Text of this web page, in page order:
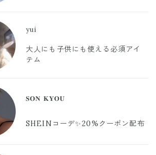
yui
大人にも子供にも使える必須アイ
テム
𝐒𝐎𝐍 𝐊𝐘𝐎𝐔
SHEINコーデ✨20%クーポン配布